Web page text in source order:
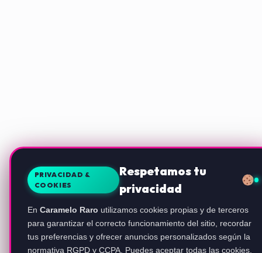
PRIVACIDAD &
COOKIES
Respetamos tu
privacidad
En Caramelo Raro utilizamos cookies propias y de terceros
para garantizar el correcto funcionamiento del sitio, recordar
tus preferencias y ofrecer anuncios personalizados según la
normativa RGPD y CCPA. Puedes aceptar todas las cookies,